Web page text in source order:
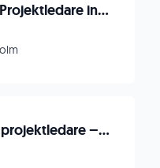
Teknisk Projektledare inom Förnybar Elproduktion 🍃
Teknisk projektledare – mekanik & konstruktion ⚙️